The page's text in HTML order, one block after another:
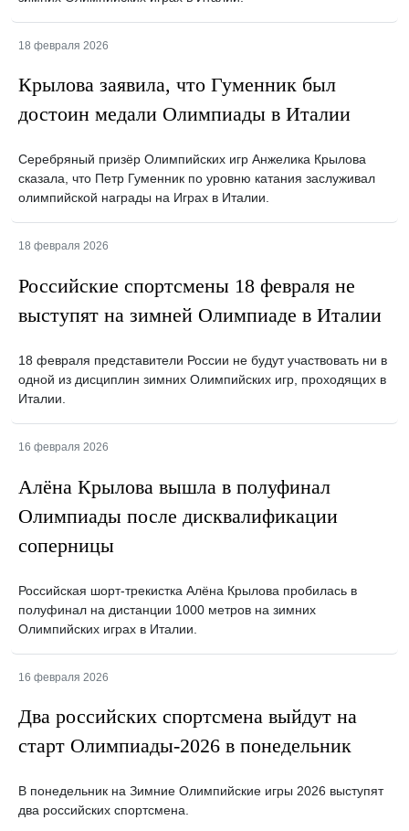
18 февраля 2026
Крылова заявила, что Гуменник был
достоин медали Олимпиады в Италии
Серебряный призёр Олимпийских игр Анжелика Крылова
сказала, что Петр Гуменник по уровню катания заслуживал
олимпийской награды на Играх в Италии.
18 февраля 2026
Российские спортсмены 18 февраля не
выступят на зимней Олимпиаде в Италии
18 февраля представители России не будут участвовать ни в
одной из дисциплин зимних Олимпийских игр, проходящих в
Италии.
16 февраля 2026
Алёна Крылова вышла в полуфинал
Олимпиады после дисквалификации
соперницы
Российская шорт-трекистка Алёна Крылова пробилась в
полуфинал на дистанции 1000 метров на зимних
Олимпийских играх в Италии.
16 февраля 2026
Два российских спортсмена выйдут на
старт Олимпиады-2026 в понедельник
В понедельник на Зимние Олимпийские игры 2026 выступят
два российских спортсмена.